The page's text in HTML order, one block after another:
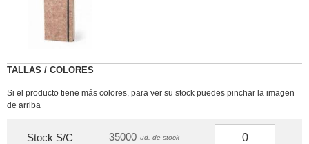
TALLAS / COLORES
Si el producto tiene más colores, para ver su stock puedes pinchar la imagen
de arriba
Stock S/C 35000 ud. de stock